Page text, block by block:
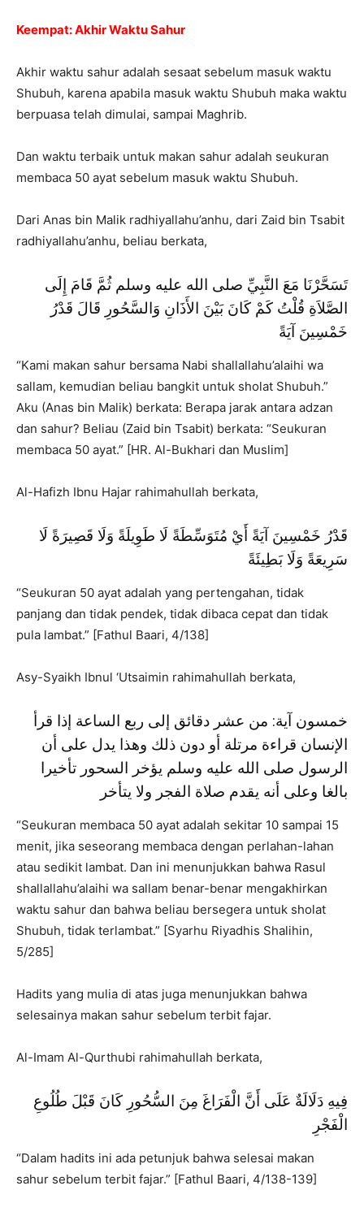
Keempat: Akhir Waktu Sahur
Akhir waktu sahur adalah sesaat sebelum masuk waktu
Shubuh, karena apabila masuk waktu Shubuh maka waktu
berpuasa telah dimulai, sampai Maghrib.
Dan waktu terbaik untuk makan sahur adalah seukuran
membaca 50 ayat sebelum masuk waktu Shubuh.
Dari Anas bin Malik radhiyallahu’anhu, dari Zaid bin Tsabit
radhiyallahu’anhu, beliau berkata,
تَسَحَّرْنَا مَعَ النَّبِيِّ صلى الله عليه وسلم ثُمَّ قَامَ إِلَى
الصَّلاَةِ قُلْتُ كَمْ كَانَ بَيْنَ الأَذَانِ وَالسَّحُورِ قَالَ قَدْرُ
خَمْسِينَ آيَةً
“Kami makan sahur bersama Nabi shallallahu’alaihi wa
sallam, kemudian beliau bangkit untuk sholat Shubuh.”
Aku (Anas bin Malik) berkata: Berapa jarak antara adzan
dan sahur? Beliau (Zaid bin Tsabit) berkata: “Seukuran
membaca 50 ayat.” [HR. Al-Bukhari dan Muslim]
Al-Hafizh Ibnu Hajar rahimahullah berkata,
قَدْرُ خَمْسِينَ آيَةً أَيْ مُتَوَسِّطَةً لَا طَوِيلَةً وَلَا قَصِيرَةً لَا
سَرِيعَةً وَلَا بَطِيئَةً
“Seukuran 50 ayat adalah yang pertengahan, tidak
panjang dan tidak pendek, tidak dibaca cepat dan tidak
pula lambat.” [Fathul Baari, 4/138]
Asy-Syaikh Ibnul ‘Utsaimin rahimahullah berkata,
خمسون آية: من عشر دقائق إلى ربع الساعة إذا قرأ
الإنسان قراءة مرتلة أو دون ذلك وهذا يدل على أن
الرسول صلى الله عليه وسلم يؤخر السحور تأخيرا
بالغا وعلى أنه يقدم صلاة الفجر ولا يتأخر
“Seukuran membaca 50 ayat adalah sekitar 10 sampai 15
menit, jika seseorang membaca dengan perlahan-lahan
atau sedikit lambat. Dan ini menunjukkan bahwa Rasul
shallallahu’alaihi wa sallam benar-benar mengakhirkan
waktu sahur dan bahwa beliau bersegera untuk sholat
Shubuh, tidak terlambat.” [Syarhu Riyadhis Shalihin,
5/285]
Hadits yang mulia di atas juga menunjukkan bahwa
selesainya makan sahur sebelum terbit fajar.
Al-Imam Al-Qurthubi rahimahullah berkata,
فِيهِ دَلَالَةٌ عَلَى أَنَّ الْفَرَاغَ مِنَ السُّحُورِ كَانَ قَبْلَ طُلُوعِ
الْفَجْرِ
“Dalam hadits ini ada petunjuk bahwa selesai makan
sahur sebelum terbit fajar.” [Fathul Baari, 4/138-139]